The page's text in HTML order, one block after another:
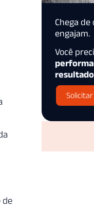
de
Chega
engajam.
Você